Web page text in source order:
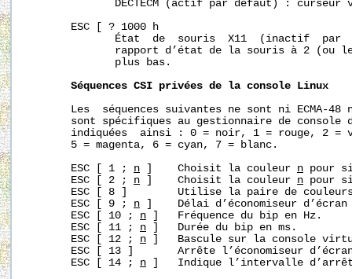
DECTECM (actif par défaut) : curseur
       ESC [ ? 1000 h
État  de  souris  X11  (inactif  par
rapport d’état de la souris à 2 (ou
              plus bas.
Séquences CSI privées de la console
Linux
Les  séquences suivantes ne sont ni ECMA-48
sont spécifiques au gestionnaire de console
indiquées  ainsi : 0 = noir, 1 = rouge, 2 =
       5 = magenta, 6 = cyan, 7 = blanc.
       ESC [ 1 ;
n ]    Choisit la couleur n pour
       ESC [ 2 ;
n ]    Choisit la couleur n pour
ESC [ 8 ]        Utilise la paire de
       ESC [ 9 ;
n ]    Délai d’économiseur d’écran
       ESC [ 10 ;
n ]   Fréquence du bip en Hz.
       ESC [ 11 ;
n ]   Durée du bip en ms.
       ESC [ 12 ;
n ]   Bascule sur la console
ESC [ 13 ]       Arrête l’économiseur
       ESC [ 14 ;
n ]   Indique l’intervalle d’arrêt